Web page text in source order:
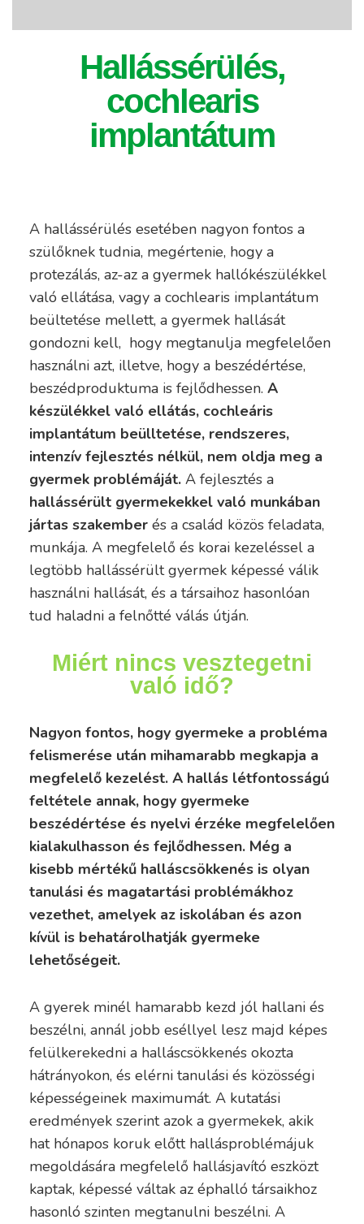
Hallássérülés,
cochlearis
implantátum
A hallássérülés esetében nagyon fontos a
szülőknek tudnia, megértenie, hogy a
protezálás, az-az a gyermek hallókészülékkel
való ellátása, vagy a cochlearis implantátum
beültetése mellett, a gyermek hallását
gondozni kell, hogy megtanulja megfelelően
használni azt, illetve, hogy a beszédértése,
beszédproduktuma is fejlődhessen. A
készülékkel való ellátás, cochleáris
implantátum beülltetése, rendszeres,
intenzív fejlesztés nélkül, nem oldja meg a
gyermek problémáját.A fejlesztés a
hallássérült gyermekekkel való munkában
jártas szakember és a család közös feladata,
munkája. A megfelelő és korai kezeléssel a
legtöbb hallássérült gyermek képessé válik
használni hallását, és a társaihoz hasonlóan
tud haladni a felnőtté válás útján.
Miért nincs vesztegetni
való idő?
Nagyon fontos, hogy gyermeke a probléma
felismerése után mihamarabb megkapja a
megfelelő kezelést. A hallás létfontosságú
feltétele annak, hogy gyermeke
beszédértése és nyelvi érzéke megfelelően
kialakulhasson és fejlődhessen. Még a
kisebb mértékű halláscsökkenés is olyan
tanulási és magatartási problémákhoz
vezethet, amelyek az iskolában és azon
kívül is behatárolhatják gyermeke
lehetőségeit.
A gyerek minél hamarabb kezd jól hallani és
beszélni, annál jobb eséllyel lesz majd képes
felülkerekedni a halláscsökkenés okozta
hátrányokon, és elérni tanulási és közösségi
képességeinek maximumát. A kutatási
eredmények szerint azok a gyermekek, akik
hat hónapos koruk előtt hallásproblémájuk
megoldására megfelelő hallásjavító eszközt
kaptak, képessé váltak az éphalló társaikhoz
hasonló szinten megtanulni beszélni. A